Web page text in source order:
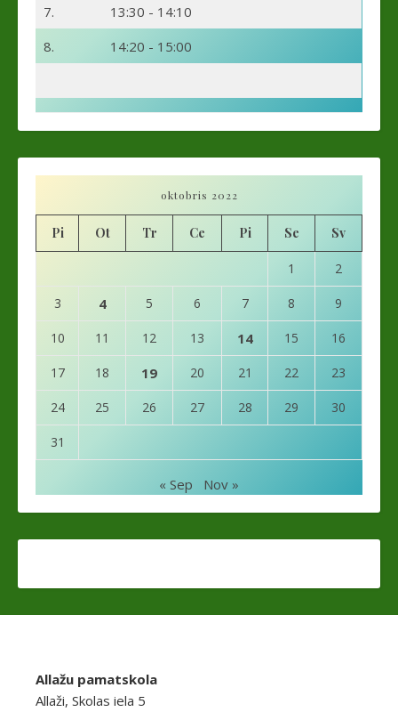
7.
13:30 - 14:10
8.
14:20 - 15:00
oktobris 2022
Pi Ot Tr Ce Pi Se Sv
1 2
3 4 5 6 7 8 9
10 11 12 13 14 15 16
17 18 19 20 21 22 23
24 25 26 27 28 29 30
31
« Sep Nov »
Allažu pamatskola
Allaži, Skolas iela 5